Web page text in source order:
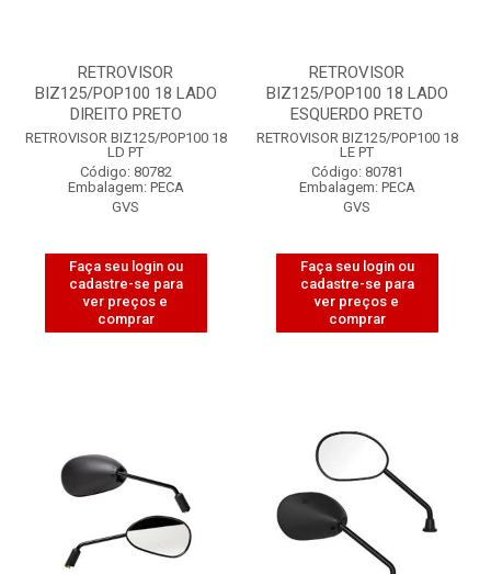
RETROVISOR
BIZ125/POP100 18 LADO
DIREITO PRETO
RETROVISOR BIZ125/POP100 18
LD PT
Código: 80782
Embalagem: PECA
GVS
Faça seu login ou
cadastre-se para
ver preços e
comprar
RETROVISOR
BIZ125/POP100 18 LADO
ESQUERDO PRETO
RETROVISOR BIZ125/POP100 18
LE PT
Código: 80781
Embalagem: PECA
GVS
Faça seu login ou
cadastre-se para
ver preços e
comprar